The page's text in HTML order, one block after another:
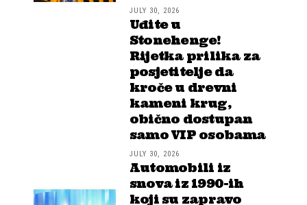
JULY 30, 2026
Uđite u
Stonehenge!
Rijetka prilika za
posjetitelje da
kroče u drevni
kameni krug,
obično dostupan
samo VIP osobama
JULY 30, 2026
Automobili iz
snova iz 1990-ih
koji su zapravo